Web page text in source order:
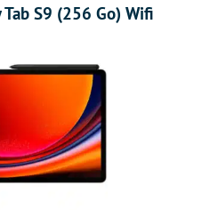
Tab S9 (256 Go) Wifi